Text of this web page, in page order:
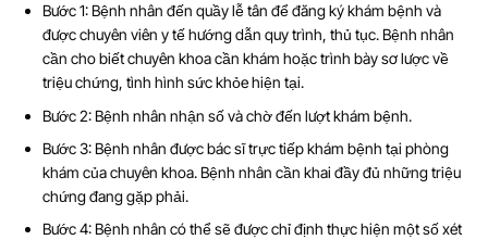
Bước 1: Bệnh nhân đến quầy lễ tân để đăng ký khám bệnh và
được chuyên viên y tế hướng dẫn quy trình, thủ tục. Bệnh nhân
cần cho biết chuyên khoa cần khám hoặc trình bày sơ lược về
triệu chứng, tình hình sức khỏe hiện tại.
Bước 2: Bệnh nhân nhận số và chờ đến lượt khám bệnh.
Bước 3: Bệnh nhân được bác sĩ trực tiếp khám bệnh tại phòng
khám của chuyên khoa. Bệnh nhân cần khai đầy đủ những triệu
chứng đang gặp phải.
Bước 4: Bệnh nhân có thể sẽ được chỉ định thực hiện một số xét